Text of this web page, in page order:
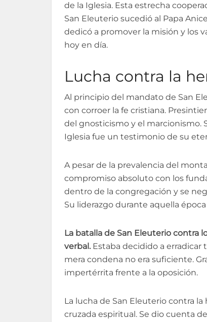
de la Iglesia. Esta estrecha
San Eleuterio sucedió al Papa
dedicó a promover la misión y los
hoy en día.
Lucha contra la
Al principio del mandato de San
con corroer la fe cristiana.
del gnosticismo y el marcionismo.
Iglesia fue un testimonio de su
A pesar de la prevalencia del
compromiso absoluto con los
dentro de la congregación y se
Su liderazgo durante aquella
La batalla de San Eleuterio contra
verbal. Estaba decidido a erradicar
mera condena no era suficiente.
impertérrita frente a la oposición.
La lucha de San Eleuterio contra
cruzada espiritual. Se dio cuenta